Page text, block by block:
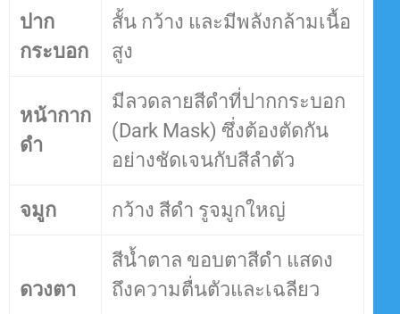
ปาก
กระบอก
สั้น กว้าง และมีพลังกล้ามเนื้อ
สูง
หน้ากาก
ดำ
มีลวดลายสีดำที่ปากกระบอก
(Dark Mask) ซึ่งต้องตัดกัน
อย่างชัดเจนกับสีลำตัว
จมูก กว้าง สีดำ รูจมูกใหญ่
ดวงตา
สีน้ำตาล ขอบตาสีดำ แสดง
ถึงความตื่นตัวและเฉลียว